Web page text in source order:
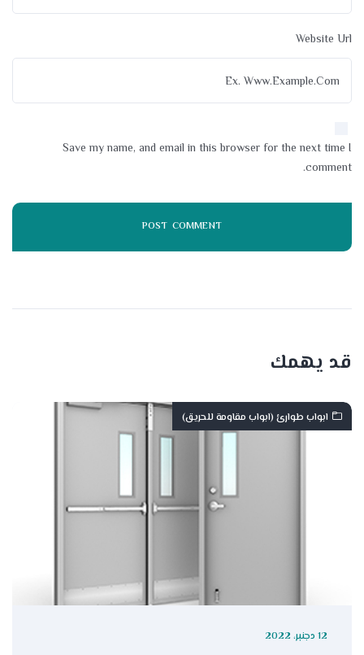
Website Url
Save my name, and email in this browser for the next time I
comment.
قد يهمك
ابواب طوارئ (ابواب مقاومة للحريق)
12 دجنبر، 2022